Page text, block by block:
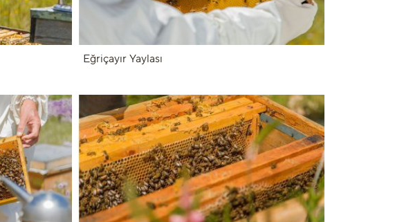
Eğriçayır Yaylası